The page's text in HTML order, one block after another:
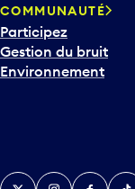
o
u
r
i
v
COMMUNAUTÉ
Participez
Gestion du bruit
Environnement
TwitterInstagram